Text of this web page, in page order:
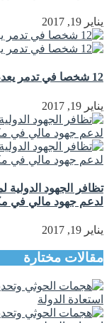
يناير 19, 2017
12 شخصا في تدمر يعدم من قبل داعش
يناير 19, 2017
تظافر الجهود
لدعم جهود مالي في
يناير 19, 2017
مقالات مختارة